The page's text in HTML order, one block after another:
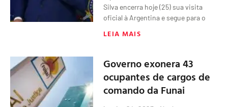
Silva encerra hoje (25) sua visita
oficial à Argentina e segue para o
LEIA MAIS
Governo exonera 43
ocupantes de cargos de
comando da Funai